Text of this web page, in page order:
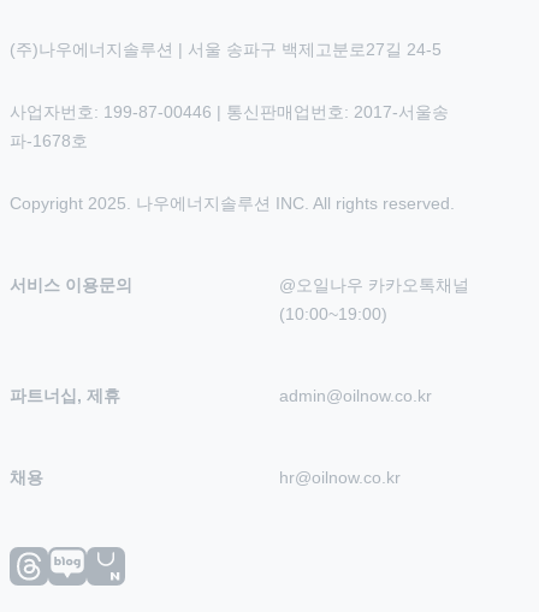
(주)나우에너지솔루션 | 서울 송파구 백제고분로27길 24-5
사업자번호: 199-87-00446 | 통신판매업번호: 2017-서울송
파-1678호
Copyright 2025. 나우에너지솔루션 INC. All rights reserved.
서비스 이용문의
@오일나우 카카오톡채널
(10:00~19:00)
파트너십, 제휴 admin@oilnow.co.kr
채용 hr@oilnow.co.kr